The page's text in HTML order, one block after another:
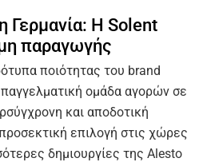
Γερμανία: Η Solent
παραγωγής
ποιότητας του brand
ομάδα αγορών σε
και αποδοτική
επιλογή στις χώρες
δημιουργίες της Alesto